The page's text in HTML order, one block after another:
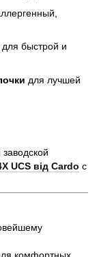
для быстрой и
для лучшей
UCS від Cardo с